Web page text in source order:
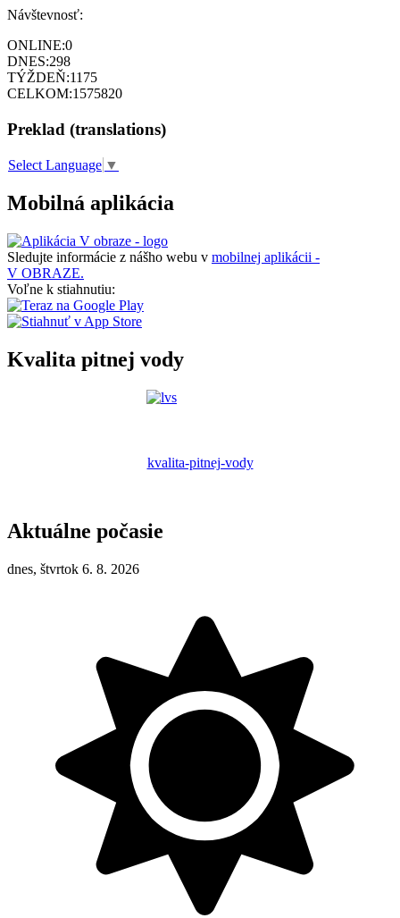
Návštevnosť:
ONLINE:0
DNES:298
TÝŽDEŇ:1175
CELKOM:1575820
Preklad (translations)
Select Language ▼
Mobilná aplikácia
Sledujte informácie z nášho webu v mobilnej aplikácii -
V OBRAZE.
Voľne k stiahnutiu:
Kvalita pitnej vody
kvalita-pitnej-vody
Aktuálne počasie
dnes, štvrtok 6. 8. 2026